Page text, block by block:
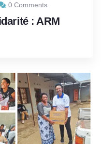
0 Comments
: ARM